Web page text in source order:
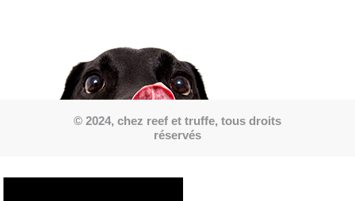
© 2024, chez reef et truffe, tous droits
réservés